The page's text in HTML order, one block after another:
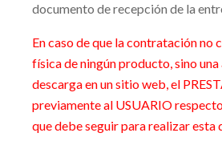
documento de recepción de la
En caso de que la contratación no
física de ningún producto, sino
descarga en un sitio web, el
previamente al USUARIO
que debe seguir para realizar esta